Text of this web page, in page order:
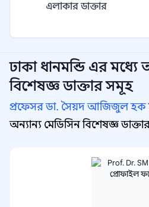
এলাকার ডাক্তার
ঢাকা ধানমন্ডি এর মধ্যে
বিশেষজ্ঞ ডাক্তার সমূহ
প্রফেসর ডা. সৈয়দ আজিজুল হক
অন্যান্য মেডিসিন বিশেষজ্ঞ